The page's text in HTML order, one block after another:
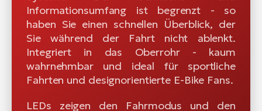
Informationsumfang ist begrenzt - so
haben Sie einen schnellen Überblick, der
Sie während der Fahrt nicht ablenkt.
Integriert in das Oberrohr - kaum
wahrnehmbar und ideal für sportliche
Fahrten und designorientierte E-Bike Fans.
LEDs zeigen den Fahrmodus und den